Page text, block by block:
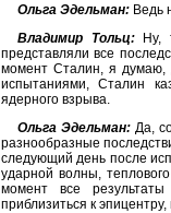
Ольга Эдельман: Ведь
Владимир Тольц: Ну,
представляли все
момент Сталин, я думаю,
испытаниями, Сталин
ядерного взрыва.
Ольга Эдельман: Да,
разнообразные
следующий день после
ударной волны,
момент все
приблизиться к